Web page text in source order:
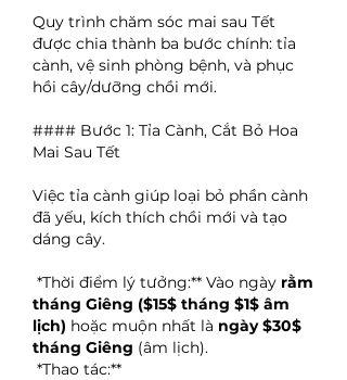
Quy trình chăm sóc mai sau Tết
được chia thành ba bước chính: tỉa
cành, vệ sinh phòng bệnh, và phục
hồi cây/dưỡng chồi mới.
#### Bước 1: Tỉa Cành, Cắt Bỏ Hoa
Mai Sau Tết
Việc tỉa cành giúp loại bỏ phần cành
đã yếu, kích thích chồi mới và tạo
dáng cây.
*Thời điểm lý tưởng:** Vào ngày rằm
tháng Giêng ($15$ tháng $1$ âm
lịch) hoặc muộn nhất là ngày $30$
tháng Giêng (âm lịch).
*Thao tác:**